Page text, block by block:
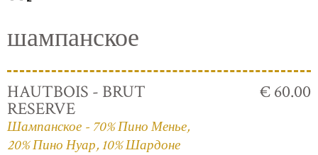
шампанское
HAUTBOIS - BRUT
RESERVE
Шампанское - 70% Пино Менье,
20% Пино Нуар, 10% Шардоне
€ 60.00